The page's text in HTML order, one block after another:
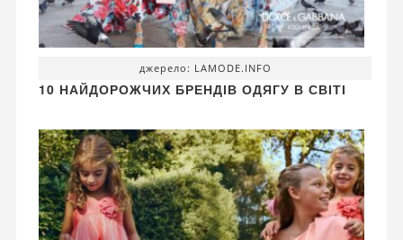
джерело: LAMODE.INFO
10 НАЙДОРОЖЧИХ БРЕНДІВ ОДЯГУ В СВІТІ